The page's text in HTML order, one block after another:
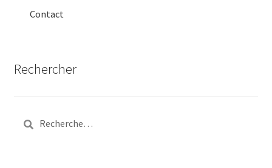
Contact
Rechercher
Rechercher :